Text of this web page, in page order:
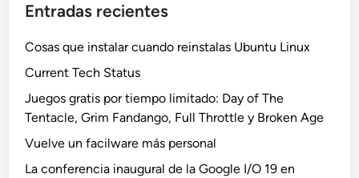
Entradas recientes
Cosas que instalar cuando reinstalas Ubuntu Linux
Current Tech Status
Juegos gratis por tiempo limitado: Day of The
Tentacle, Grim Fandango, Full Throttle y Broken Age
Vuelve un facilware más personal
La conferencia inaugural de la Google I/O 19 en